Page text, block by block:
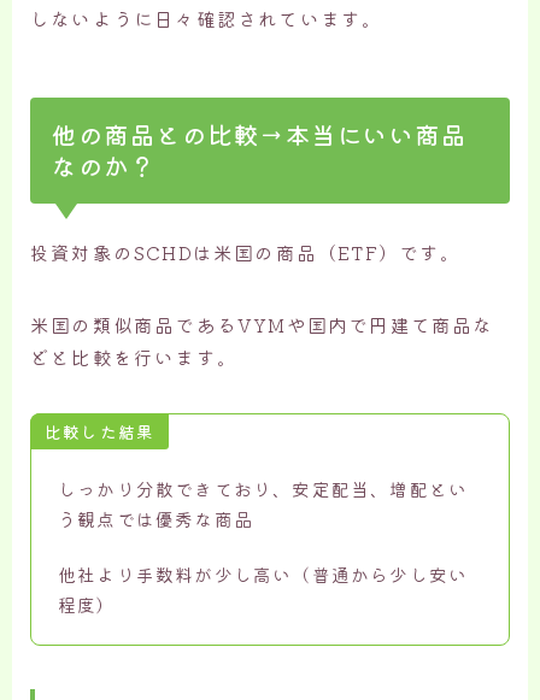
しないように日々確認されています。
他の商品との比較→本当にいい商品
なのか？
投資対象のSCHDは米国の商品（ETF）です。
米国の類似商品であるVYMや国内で円建て商品な
どと比較を行います。
比較した結果
しっかり分散できており、安定配当、増配とい
う観点では優秀な商品
他社より手数料が少し高い（普通から少し安い
程度）